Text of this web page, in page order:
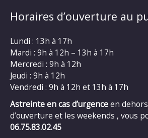
Horaires d’ouverture au
Lundi : 13h à 17h
Mardi : 9h à 12h – 13h à 17h
Mercredi : 9h à 12h
Jeudi : 9h à 12h
Vendredi : 9h à 12h et 13h à 17h
Astreinte en cas d’urgenceen
d’ouverture et les weekends , vous
06.75.83.02.45